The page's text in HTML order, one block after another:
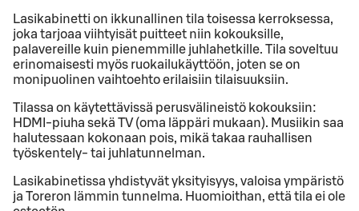
Lasikabinetti on ikkunallinen tila toisessa kerroksessa,
joka tarjoaa viihtyisät puitteet niin kokouksille,
palavereille kuin pienemmille juhlahetkille. Tila soveltuu
erinomaisesti myös ruokailukäyttöön, joten se on
monipuolinen vaihtoehto erilaisiin tilaisuuksiin.
Tilassa on käytettävissä perusvälineistö kokouksiin:
HDMI-piuha sekä TV (oma läppäri mukaan). Musiikin saa
halutessaan kokonaan pois, mikä takaa rauhallisen
työskentely- tai juhlatunnelman.
Lasikabinetissa yhdistyvät yksityisyys, valoisa ympäristö
ja Toreron lämmin tunnelma. Huomioithan, että tila ei ole